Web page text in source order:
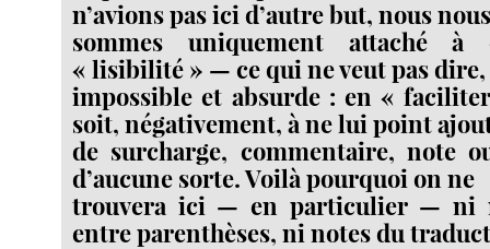
n’avions pas ici d’autre but, nous
sommes uniquement attaché
« lisibilité » — ce qui ne veut pas dire,
impossible et absurde : en «
soit, négativement, à ne lui point
de surcharge, commentaire, note
d’aucune sorte. Voilà pourquoi on ne
trouvera ici — en particulier — ni
entre parenthèses, ni notes du